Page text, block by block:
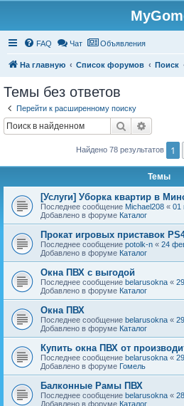
FAQ Чат Объявления
На главную Список форумов Поиск
Темы без ответов
Перейти к расширенному поиску
Поиск
Найдено 78 результатов 1
Темы
[Услуги] Уборка квартир в
Последнее сообщение Michael208 « 01
Добавлено в форуме Каталог
Прокат игровых приставок
Последнее сообщение potolk-n « 24
Добавлено в форуме Каталог
Окна ПВХ с выгодой
Последнее сообщение belarusokna «
Добавлено в форуме Каталог
Окна ПВХ
Последнее сообщение belarusokna «
Добавлено в форуме Каталог
Купить окна ПВХ от
Последнее сообщение belarusokna «
Добавлено в форуме Гомель
Балконные Рамы ПВХ
Последнее сообщение belarusokna «
Добавлено в форуме Каталог